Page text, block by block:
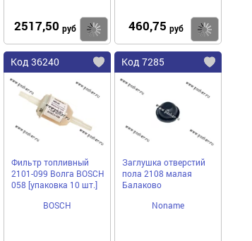
2517,50 руб Купить
460,75 руб
Код 36240
Фильтр топливный
2101-099 Волга BOSCH
058 [упаковка 10 шт.]
BOSCH
Код 7285
Заглушка отверстий
пола 2108 малая
Балаково
Noname